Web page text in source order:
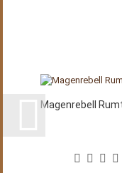
Magenrebell